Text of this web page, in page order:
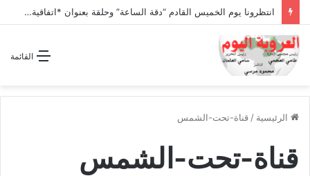
انتظرونا يوم الخميس القادم “دقة الساعة” وحلقة بعنوان *اتفاقية مكة للدفاع المشترك”
القائمة
الرئيسية / قناة-تحت-الشمس
قناة-تحت-الشمس